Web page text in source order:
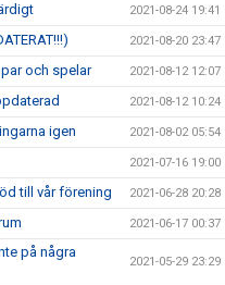
2021-08-24 19:41
2021-08-20 23:47
och spelar 2021-08-12 12:07
2021-08-12 10:24
igen 2021-08-02 05:54
2021-07-16 19:00
till vår förening 2021-06-28 20:28
2021-06-17 00:37
på några
2021-05-29 23:29